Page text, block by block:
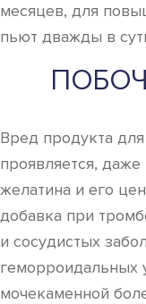
месяцев, для
пьют дважды в
Вред продукта
проявляется,
желатина и его
добавка при
и сосудистых
геморроидальных
мочекаменной